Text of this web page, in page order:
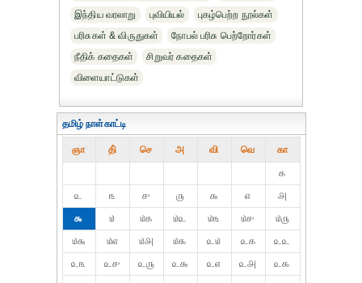
இந்திய வரலாறு
புவியியல்
புகழ்பெற்ற நூல்கள்
பரிசுகள் & விருதுகள்
நோபல் பரிசு‎ பெற்றோர்‎கள்
நீதிக் கதைகள்
சிறுவர் கதைகள்
விளையாட்டுகள்
தமிழ் நாள்காட்டி
ஞா தி் செ அ வி வெ கா
௧
௨
௩ ௪ ௫ ௬ ௭
௮
௯
௰ ௰௧ ௰௨ ௰௩ ௰௪
௰௫
௰௬
௰௭ ௰௮ ௰௯ ௨௰ ௨௧
௨௨
௨௩
௨௪ ௨௫ ௨௬ ௨௭ ௨௮
௨௯